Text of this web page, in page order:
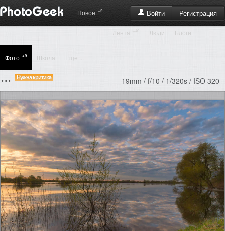
Войти Регистрация
Новое +9
Лента +40 Люди Блоги
Фото +9 Школа Еще ...
... Нужна критика 19mm / f/10 / 1/320s / ISO 320